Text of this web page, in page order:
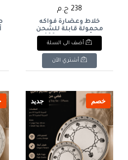
238 ج.م
خلاط وعصّارة فواكه
محمولة قابلة للشحن
مع كأسين سعة 400 مل
(لون أخضر فاتح/نعناعي
مع حواف ذهبية). & :
Small Portable Multi-
Function Electric
أضف الى السلة
أشتري الآن
خصم جديد